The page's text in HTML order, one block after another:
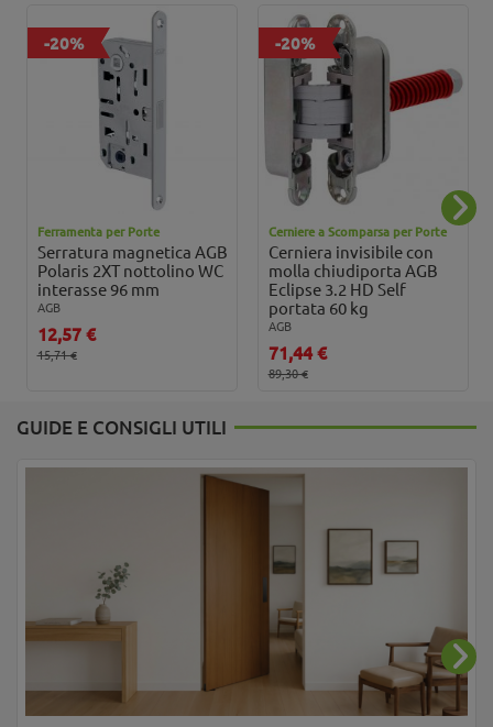
-20%
Ferramenta per Porte
Serratura magnetica AGB
Polaris 2XT nottolino WC
interasse 96 mm
AGB
12,57 €
15,71 €
-20%
Cerniere a Scomparsa per Porte
Cerniera invisibile con
molla chiudiporta AGB
Eclipse 3.2 HD Self
portata 60 kg
AGB
71,44 €
89,30 €
GUIDE E CONSIGLI UTILI